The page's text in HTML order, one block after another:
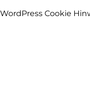
WordPress Cookie